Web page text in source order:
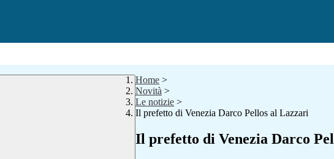
Home >
Novità >
Le notizie >
Il prefetto di Venezia Darco Pellos al Lazzari
Il prefetto di Venezia Darco